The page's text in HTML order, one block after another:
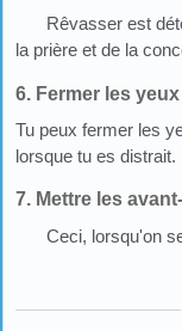
Rêvasser est
la prière et de la
6. Fermer les yeux
Tu peux fermer les
lorsque tu es distrait.
7. Mettre les
Ceci, lorsqu'on